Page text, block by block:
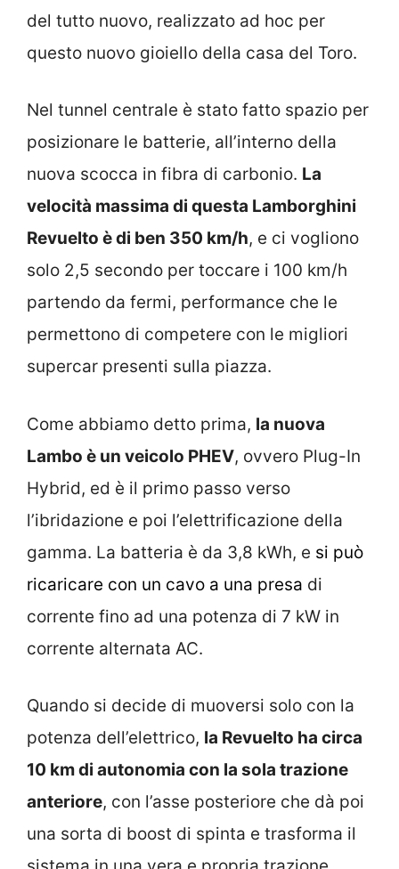
del tutto nuovo, realizzato ad hoc per
questo nuovo gioiello della casa del Toro.
Nel tunnel centrale è stato fatto spazio per
posizionare le batterie, all’interno della
nuova scocca in fibra di carbonio. La
velocità massima di questa Lamborghini
Revuelto è di ben 350 km/h, e ci vogliono
solo 2,5 secondo per toccare i 100 km/h
partendo da fermi, performance che le
permettono di competere con le migliori
supercar presenti sulla piazza.
Come abbiamo detto prima, la nuova
Lambo è un veicolo PHEV, ovvero Plug-In
Hybrid, ed è il primo passo verso
l’ibridazione e poi l’elettrificazione della
gamma. La batteria è da 3,8 kWh, e si può
ricaricare con un cavo a una presa di
corrente fino ad una potenza di 7 kW in
corrente alternata AC.
Quando si decide di muoversi solo con la
potenza dell’elettrico, la Revuelto ha circa
10 km di autonomia con la sola trazione
anteriore, con l’asse posteriore che dà poi
una sorta di boost di spinta e trasforma il